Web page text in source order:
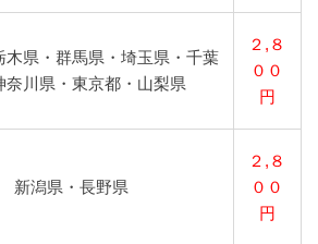
木県・群馬県・埼玉県・千葉
奈川県・東京都・山梨県
２,８
００
円
新潟県・長野県
２,８
００
円